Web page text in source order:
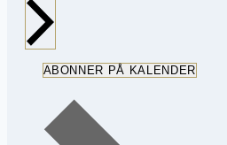
ABONNER PÅ KALENDER